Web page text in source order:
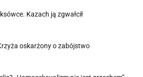
Kazach ją zgwałcił
oskarżony o zabójstwo